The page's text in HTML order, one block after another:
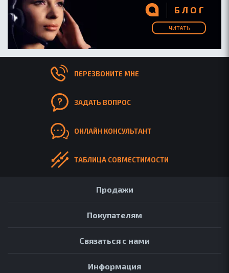
БЛОГ
ЧИТАТЬ
ПЕРЕЗВОНИТЕ МНЕ
ЗАДАТЬ ВОПРОС
ОНЛАЙН КОНСУЛЬТАНТ
ТАБЛИЦА СОВМЕСТИМОСТИ
Продажи
Покупателям
Связаться с нами
Информация